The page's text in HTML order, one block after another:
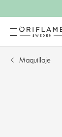
Maquillaje